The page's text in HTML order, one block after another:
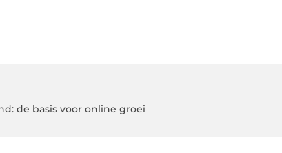
de basis voor online groei